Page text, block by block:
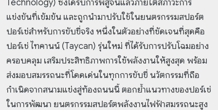
Technology) ซึ่งได้รับการพิสูจน์แล้วภายใต้สภาวะการ
แข่งขันที่เข้มข้น และถูกนำมาปรับใช้ในยนตรกรรมสปอร์ต
ปอร์เช่สำหรับการขับขี่จริง หนึ่งในตัวอย่างที่ชัดเจนที่สุดคือ
ปอร์เช่ ไทคานน์ (Taycan) รุ่นใหม่ ที่ได้รับการปรับโฉมอย่าง
ครอบคลุม เสริมประสิทธิภาพการใช้พลังงานให้สูงสุด พร้อม
ส่งมอบสมรรถนะที่โดดเด่นในทุกการขับขี่ นวัตกรรมที่ถือ
กำเนิดจากสนามแข่งสู่ท้องถนนนี้ ตอกย้ำแนวทางของปอร์เช่
ในการพัฒนา ยนตรกรรมสปอร์ตพลังงานไฟฟ้าสมรรถนะสูง